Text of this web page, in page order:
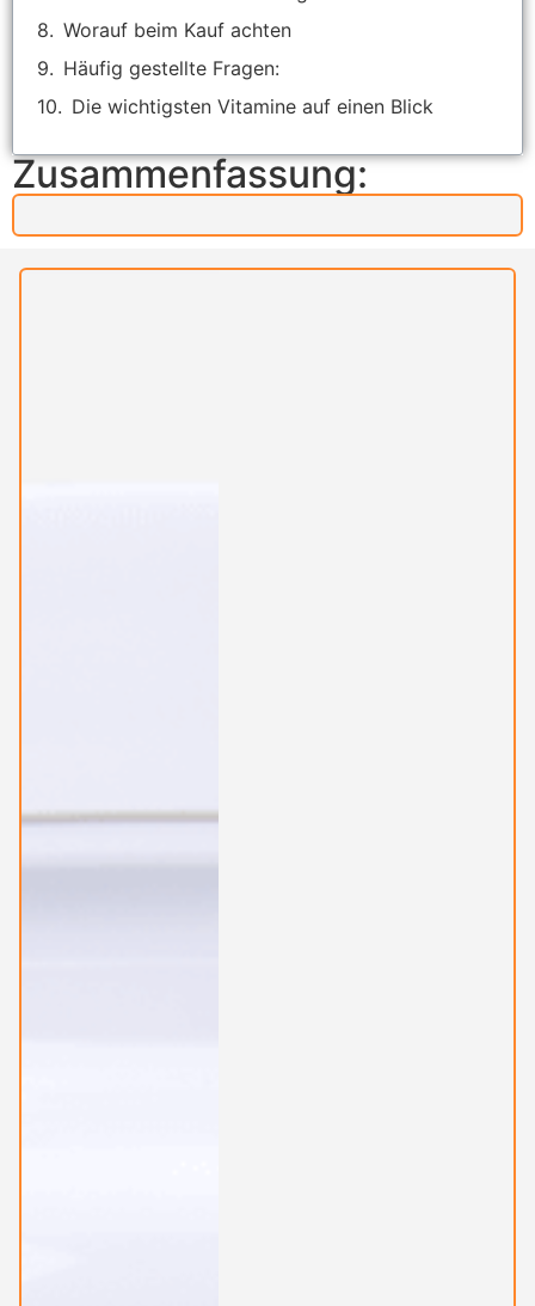
Worauf beim Kauf achten
Häufig gestellte Fragen:
Die wichtigsten Vitamine auf einen Blick
Zusammenfassung: